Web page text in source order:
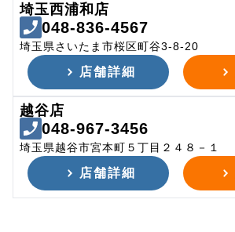
埼玉西浦和店
048-836-4567
埼玉県さいたま市桜区町谷3-8-20
店舗詳細
越谷店
048-967-3456
埼玉県越谷市宮本町５丁目２４８－１
店舗詳細